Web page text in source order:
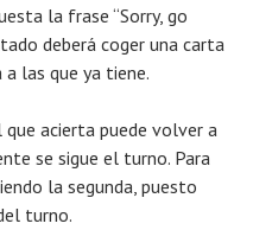
la frase “Sorry, go
deberá coger una carta
las que ya tiene.
acierta puede volver a
se sigue el turno. Para
la segunda, puesto
turno.